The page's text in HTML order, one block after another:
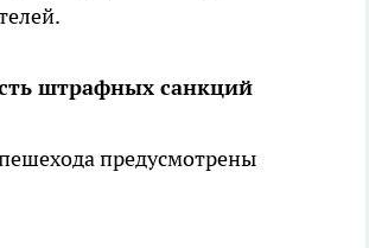
штрафных санкций
предусмотрены